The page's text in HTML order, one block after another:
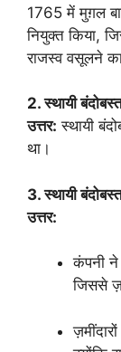
1765 में मुग़ल
नियुक्त किया,
राजस्व वसूलने
2. स्थायी
उत्तर: स्थायी
था।
3. स्थायी
उत्तर:
कंपनी ने
जिससे